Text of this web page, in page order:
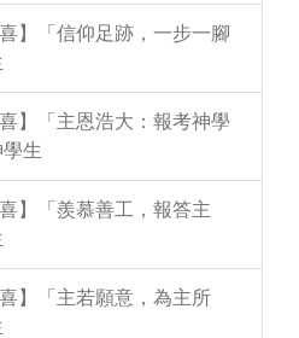
】「信仰足跡，一步一腳
】「主恩浩大：報考神學
生
】「羨慕善工，報答主
】「主若願意，為主所